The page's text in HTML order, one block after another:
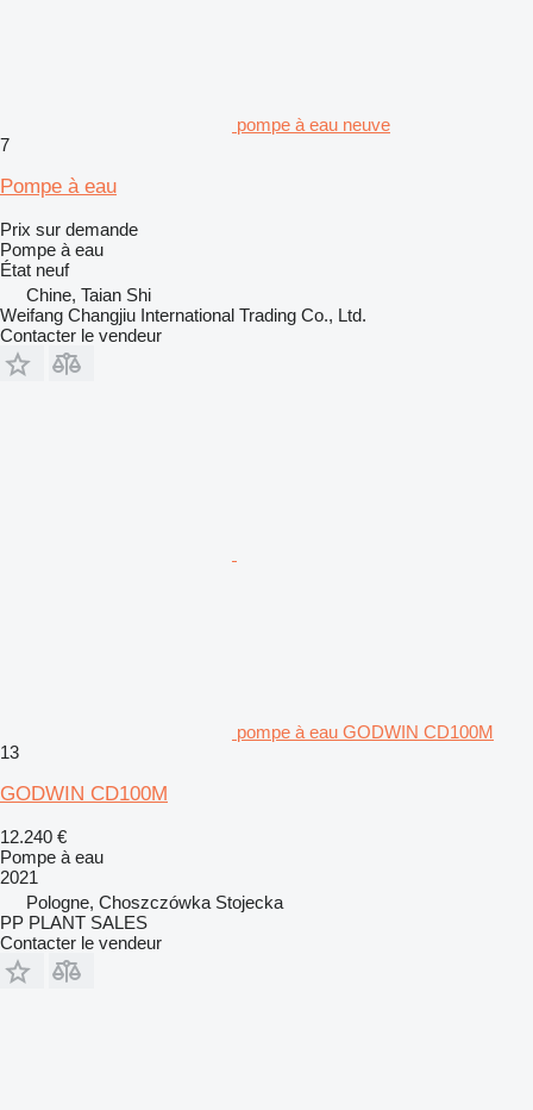
pompe à eau neuve
7
Pompe à eau
Prix sur demande
Pompe à eau
État neuf
Chine, Taian Shi
Weifang Changjiu International Trading Co., Ltd.
Contacter le vendeur
pompe à eau GODWIN CD100M
13
GODWIN CD100M
12.240 €
Pompe à eau
2021
Pologne, Choszczówka Stojecka
PP PLANT SALES
Contacter le vendeur